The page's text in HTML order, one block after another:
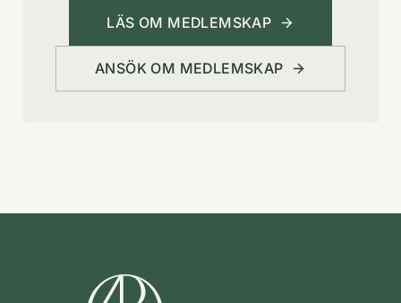
LÄS OM MEDLEMSKAP
ANSÖK OM MEDLEMSKAP